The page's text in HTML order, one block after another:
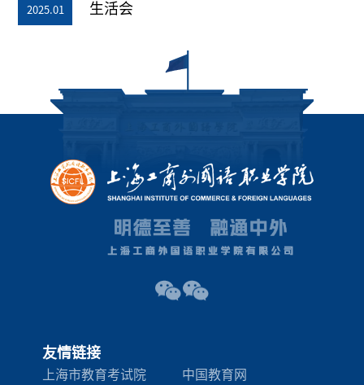
2025.01
生活会
友情链接
上海市教育考试院 中国教育网